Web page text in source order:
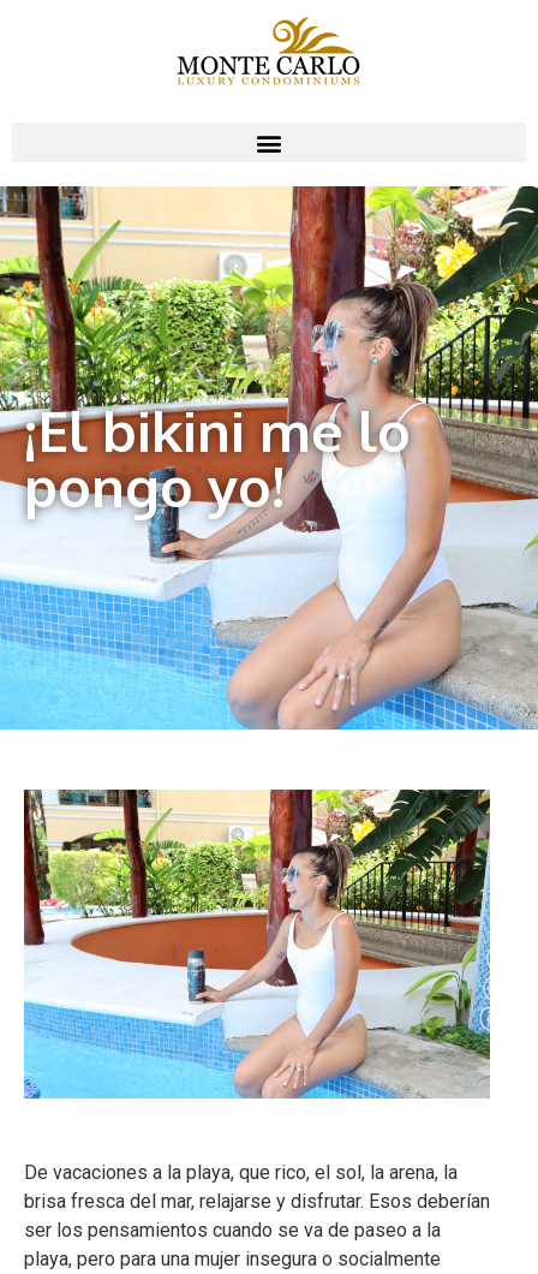
¡El bikini me lo
pongo yo!
De vacaciones a la playa, que rico, el sol, la arena, la
brisa fresca del mar, relajarse y disfrutar. Esos deberían
ser los pensamientos cuando se va de paseo a la
playa, pero para una mujer insegura o socialmente